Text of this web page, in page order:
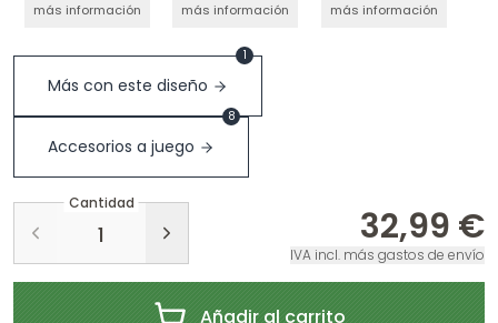
más información más información más información
Más con este diseño
1
Accesorios a juego
8
Cantidad
32,99 €
IVA incl. más gastos de envío
Añadir al carrito